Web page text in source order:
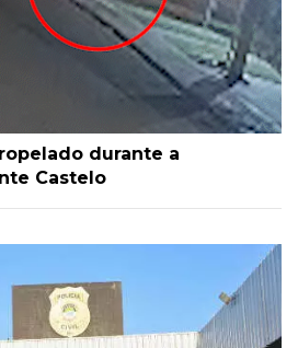
durante a
Castelo